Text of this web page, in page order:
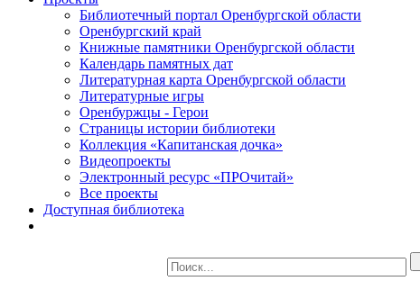
Библиотечный портал Оренбургской области
Оренбургский край
Книжные памятники Оренбургской области
Календарь памятных дат
Литературная карта Оренбургской области
Литературные игры
Оренбуржцы - Герои
Страницы истории библиотеки
Коллекция «Капитанская дочка»
Видеопроекты
Электронный ресурс «ПРОчитай»
Все проекты
Доступная библиотека